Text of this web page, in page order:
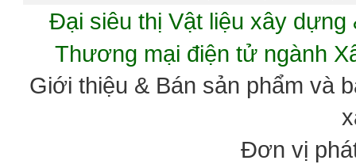
Đại siêu thị Vật liệu xây
Thương mại điện tử ngành
Giới thiệu & Bán sản phẩm và
Đơn vị